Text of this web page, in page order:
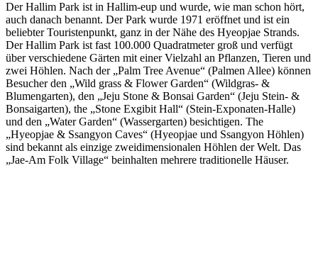
Der Hallim Park ist in Hallim-eup und wurde, wie man schon hört,
auch danach benannt. Der Park wurde 1971 eröffnet und ist ein
beliebter Touristenpunkt, ganz in der Nähe des Hyeopjae Strands.
Der Hallim Park ist fast 100.000 Quadratmeter groß und verfügt
über verschiedene Gärten mit einer Vielzahl an Pflanzen, Tieren und
zwei Höhlen. Nach der „Palm Tree Avenue“ (Palmen Allee) können
Besucher den „Wild grass & Flower Garden“ (Wildgras- &
Blumengarten), den „Jeju Stone & Bonsai Garden“ (Jeju Stein- &
Bonsaigarten), the „Stone Exgibit Hall“ (Stein-Exponaten-Halle)
und den „Water Garden“ (Wassergarten) besichtigen. The
„Hyeopjae & Ssangyon Caves“ (Hyeopjae und Ssangyon Höhlen)
sind bekannt als einzige zweidimensionalen Höhlen der Welt. Das
„Jae-Am Folk Village“ beinhalten mehrere traditionelle Häuser.